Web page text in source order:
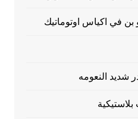
بن في اكياس اوتوماتيك
شديد النعومه